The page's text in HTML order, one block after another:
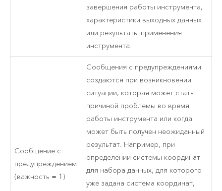
завершения работы инструмента,
характеристики выходных данных
или результаты применения
инструмента.
Сообщение с
предупреждением
(важность = 1)
Сообщения с предупреждениями
создаются при возникновении
ситуации, которая может стать
причиной проблемы во время
работы инструмента или когда
может быть получен неожиданный
результат. Например, при
определении системы координат
для набора данных, для которого
уже задана система координат,